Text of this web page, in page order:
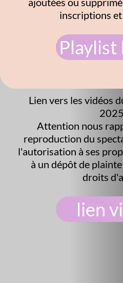
inscriptions
Playlist
Lien vers les vidéos
Attention nous
reproduction du
l'autorisation à ses
à un dépôt de
droits
lien